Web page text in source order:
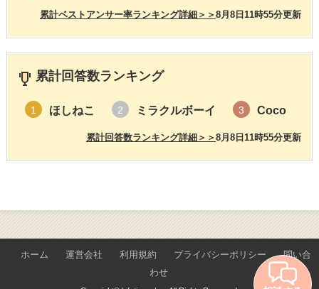
8月8日11時55分更新
累計ベストアンサー率ランキング詳細＞＞
累計回答数ランキング
1 ほしねこ 2 ミラクルボーイ 3 Coco
8月8日11時55分更新
累計回答数ランキング詳細＞＞
ホーム 運営会社 利用規約 プライバシーポリシー
問い合
わせ